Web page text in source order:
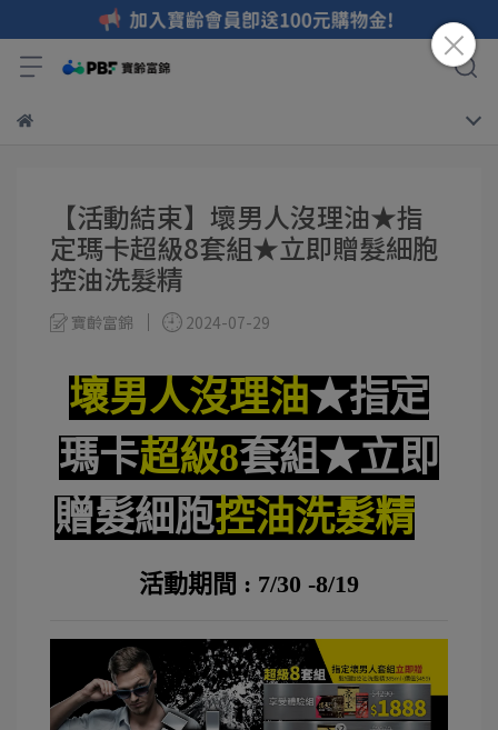
【活動結束】壞男人沒理油★指
定瑪卡超級8套組★立即贈髮細胞
控油洗髮精
寶齡富錦 2024-07-29
壞男人沒理油★指定
瑪卡超級8套組★立即
贈髮細胞控油洗髮精
活動期間 : 7/30 -8/19